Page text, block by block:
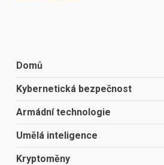
Domů
Kybernetická bezpečnost
Armádní technologie
Umělá inteligence
Kryptoměny